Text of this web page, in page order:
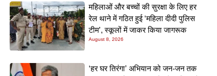
महिलाओं और बच्चों की सुरक्षा के लिए हर
रेल थाने में गठित हुई ‘महिला दीदी पुलिस
टीम’, स्कूलों में जाकर किया जागरूक
August 8, 2026
‘हर घर तिरंगा’ अभियान को जन-जन तक